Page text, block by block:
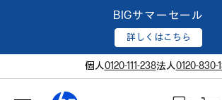
BIGサマーセール
詳しくはこちら
個人0120-111-238法人0120-830-